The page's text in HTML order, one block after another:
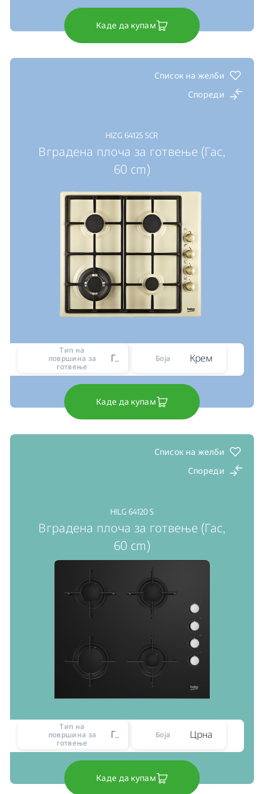
Каде да купам
Список на желби
Спореди
HIZG 64125 SCR
Вградена плоча за готвење (Гас,
60 cm)
Тип на
површина за
готвење
Гас Боја Крем
Каде да купам
Список на желби
Спореди
HILG 64120 S
Вградена плоча за готвење (Гас,
60 cm)
Тип на
површина за
готвење
Гас Боја Црна
Каде да купам